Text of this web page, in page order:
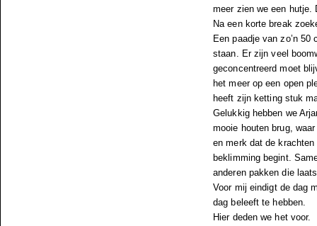
meer zien we een hutje.
Na een korte break
Een paadje van zo’n
staan. Er zijn veel
geconcentreerd moet
het meer op een open
heeft zijn ketting stuk
Gelukkig hebben we
mooie houten brug,
en merk dat de
beklimming begint.
anderen pakken die
Voor mij eindigt de dag
dag beleeft te hebben.
Hier deden we het voor.